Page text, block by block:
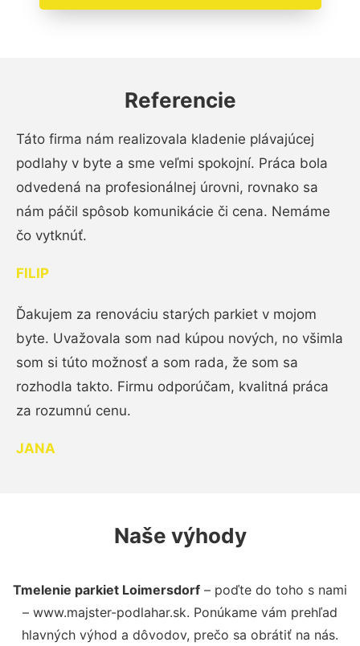
Referencie
Táto firma nám realizovala kladenie plávajúcej
podlahy v byte a sme veľmi spokojní. Práca bola
odvedená na profesionálnej úrovni, rovnako sa
nám páčil spôsob komunikácie či cena. Nemáme
čo vytknúť.
FILIP
Ďakujem za renováciu starých parkiet v mojom
byte. Uvažovala som nad kúpou nových, no všimla
som si túto možnosť a som rada, že som sa
rozhodla takto. Firmu odporúčam, kvalitná práca
za rozumnú cenu.
JANA
Naše výhody
Tmelenie parkiet Loimersdorf – poďte do toho s nami
– www.majster-podlahar.sk. Ponúkame vám prehľad
hlavných výhod a dôvodov, prečo sa obrátiť na nás.